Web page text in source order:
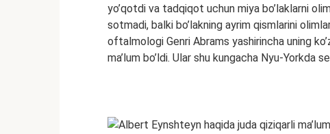
yo’qotdi va tadqiqot uchun miya bo’laklarni
sotmadi, balki bo’lakning ayrim qismlarini
oftalmologi Genri Abrams yashirincha uning
ma’lum bo’ldi. Ular shu kungacha Nyu-Yorkda